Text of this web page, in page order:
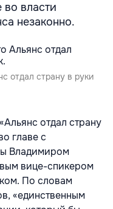
во власти
незаконно.
отдал страну в руки
отдал страну
главе с
Владимиром
вице-спикером
По словам
«единственным